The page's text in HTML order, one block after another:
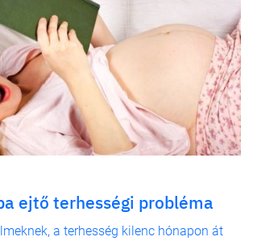
ejtő terhességi probléma
a terhesség kilenc hónapon át